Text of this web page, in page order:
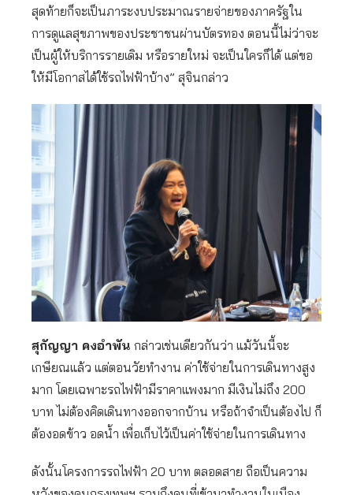
สุดท้ายก็จะเป็นภาระงบประมาณรายจ่ายของภาครัฐใน
การดูแลสุขภาพของประชาชนผ่านบัตรทอง ตอนนี้ไม่ว่าจะ
เป็นผู้ให้บริการรายเดิม หรือรายใหม่ จะเป็นใครก็ได้ แต่ขอ
ให้มีโอกาสได้ใช้รถไฟฟ้าบ้าง” สุจินกล่าว
สุกัญญา คงอำพัน กล่าวเช่นเดียวกันว่า แม้วันนี้จะ
เกษียณแล้ว แต่ตอนวัยทำงาน ค่าใช้จ่ายในการเดินทางสูง
มาก โดยเฉพาะรถไฟฟ้ามีราคาแพงมาก มีเงินไม่ถึง 200
บาท ไม่ต้องคิดเดินทางออกจากบ้าน หรือถ้าจำเป็นต้องไป ก็
ต้องอดข้าว อดน้ำ เพื่อเก็บไว้เป็นค่าใช้จ่ายในการเดินทาง
ดังนั้นโครงการรถไฟฟ้า 20 บาท ตลอดสาย ถือเป็นความ